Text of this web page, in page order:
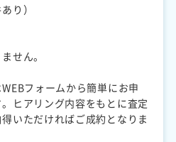
り）
せん。
フォームから簡単にお申
ヒアリング内容をもとに査定
いただければご成約となりま